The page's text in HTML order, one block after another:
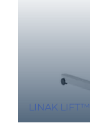
LINAK LIFT™